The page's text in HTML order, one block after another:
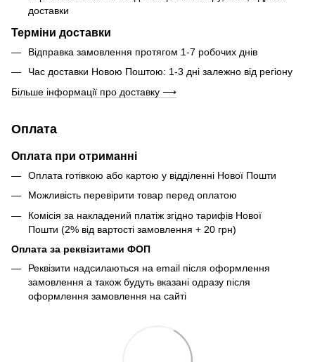
доставки
Терміни доставки
Відправка замовлення протягом 1-7 робочих днів
Час доставки Новою Поштою: 1-3 дні залежно від регіону
Більше інформації про доставку ⟶
Оплата
Оплата при отриманні
Оплата готівкою або картою у відділенні Нової Пошти
Можливість перевірити товар перед оплатою
Комісія за накладений платіж згідно тарифів Нової
Пошти (2% від вартості замовлення + 20 грн)
Оплата за реквізитами ФОП
Реквізити надсилаються на email після оформлення
замовлення а також будуть вказані одразу після
оформлення замовлення на сайті